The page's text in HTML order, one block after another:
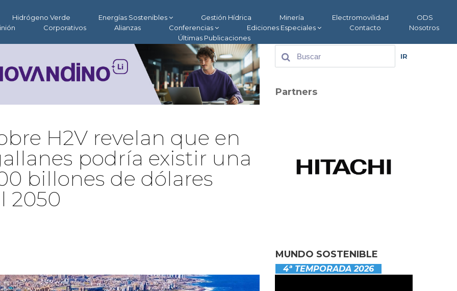
Hidrógeno Verde Energías Sostenibles Gestión Hídrica Minería Electromovilidad
ODS
Corporativos Alianzas Conferencias Ediciones Especiales Contacto
Nosotros
Últimas Publicaciones
H2V revelan que en
podría existir una
billones de dólares
2050
IR
Partners
MUNDO SOSTENIBLE
4ª TEMPORADA 2026